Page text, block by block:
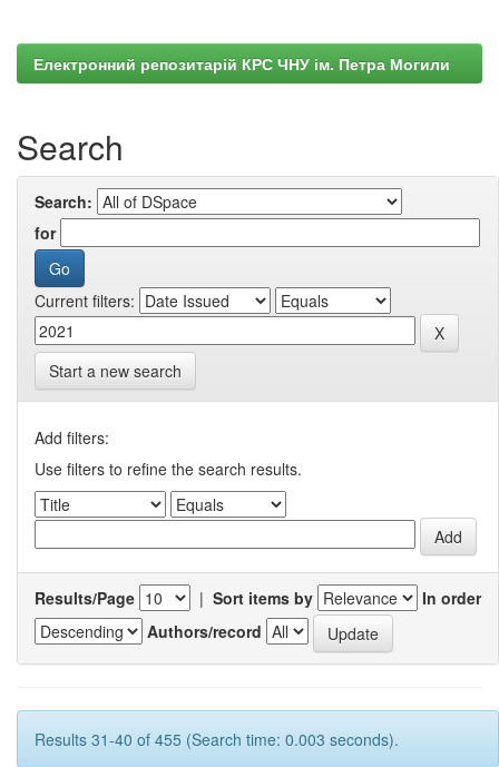
Електронний репозитарій КРС ЧНУ ім. Петра Могили
Search
Search:
for
Current filters:
Start a new search
Add filters:
Use filters to refine the search results.
Results/Page | Sort items by
In order
Authors/record
Results 31-40 of 455 (Search time: 0.003 seconds).